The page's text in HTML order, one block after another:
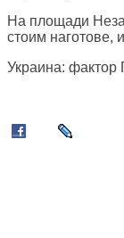
На площади
стоим наготове,
Украина: фактор